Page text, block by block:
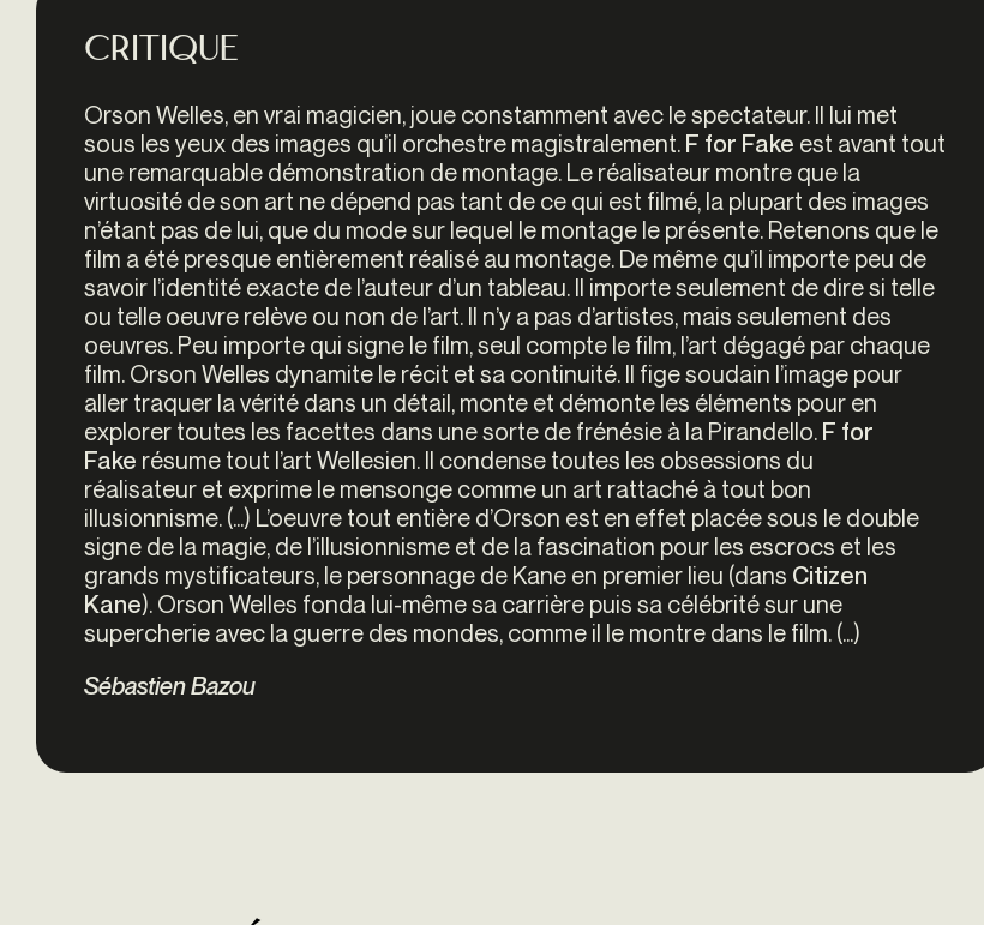
Critique
Orson Welles, en vrai magicien, joue constamment avec le spectateur. Il lui met
sous les yeux des images qu’il orchestre magistralement. F for Fake est avant tout
une remarquable démonstration de montage. Le réalisateur montre que la
virtuosité de son art ne dépend pas tant de ce qui est filmé, la plupart des images
n’étant pas de lui, que du mode sur lequel le montage le présente. Retenons que le
film a été presque entièrement réalisé au montage. De même qu’il importe peu de
savoir l’identité exacte de l’auteur d’un tableau. Il importe seulement de dire si telle
ou telle oeuvre relève ou non de l’art. Il n’y a pas d’artistes, mais seulement des
oeuvres. Peu importe qui signe le film, seul compte le film, l’art dégagé par chaque
film. Orson Welles dynamite le récit et sa continuité. Il fige soudain l’image pour
aller traquer la vérité dans un détail, monte et démonte les éléments pour en
explorer toutes les facettes dans une sorte de frénésie à la Pirandello. F for
Fake résume tout l’art Wellesien. Il condense toutes les obsessions du
réalisateur et exprime le mensonge comme un art rattaché à tout bon
illusionnisme. (...) L’oeuvre tout entière d’Orson est en effet placée sous le double
signe de la magie, de l’illusionnisme et de la fascination pour les escrocs et les
grands mystificateurs, le personnage de Kane en premier lieu (dans Citizen
Kane). Orson Welles fonda lui-même sa carrière puis sa célébrité sur une
supercherie avec la guerre des mondes, comme il le montre dans le film. (...)
Sébastien Bazou